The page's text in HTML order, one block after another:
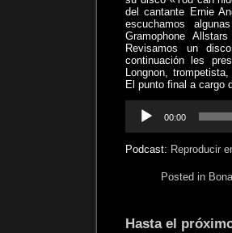
del cantante Ernie
escuchamos
Gramophone
Revisamos un
continuación les
Longnon,
El punto final a cargo
audio
00:00
Podcast: Reproducir
Posted in
Hasta el